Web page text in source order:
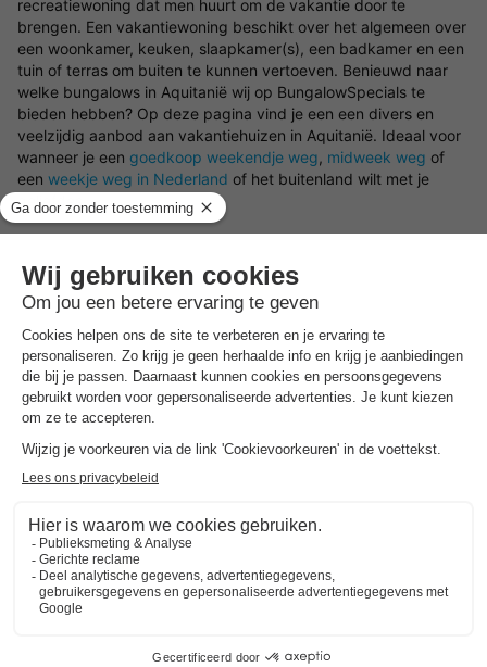
recreatiewoning dat men huurt om de vakantie door te
brengen. Een vakantiewoning beschikt over het algemeen over
een woonkamer, keuken, slaapkamer(s), een badkamer en een
tuin of terras om buiten te kunnen vertoeven. Benieuwd naar
welke bungalows in Aquitanië wij op BungalowSpecials te
bieden hebben? Op deze pagina vind je een een divers en
veelzijdig aanbod aan vakantiehuizen in Aquitanië. Ideaal voor
wanneer je een goedkoop weekendje weg, midweek weg of
een weekje weg in Nederland of het buitenland wilt met je
geliefdes.
Op deze pagina filter je met gemak op de verschillende
mogelijke voorzieningen en/of faciliteiten om een vakantiehuisje
in Aquitanië te vinden die aansluit op jouw wensen. Ben je er
nog niet zeker van waar je precies naar op zoek bent? Wij
helpen je graag in Aquitanië een bungalow te boeken. Wil jij er
op het laatste moment even tussenuit? Kies dan voor eenlast
minute vakantiehuisje
Zoek jouw ideale locatie in Aquitanië voor het vakantiehuis
omgeving wil jij zitten? Laat je inspireren door de mooiste
locaties en vakantiehuizen in Aquitanië. Kies een
Nederland of ga in Aquitanië voor een bungalow en geniet van
een prachtige omgeving waar jij tot rust kunt komen. Bij
BungalowSpecials vind je een groot aanbod aan
bergen of in een rustige omgeving. Het is dus mogelijk om een